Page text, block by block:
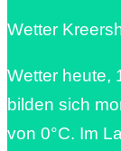
Wetter
Wetter heute,
bilden sich
von 0°C. Im